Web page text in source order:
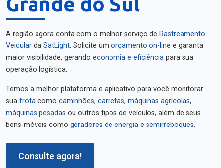
A região agora conta com o melhor serviço de Rastreamento
Veicular da SatLight. Solicite um orçamento on-line e garanta
maior visibilidade, gerando economia e eficiência para sua
operação logística.
Temos a melhor plataforma e aplicativo para você monitorar
sua frota como caminhões, carretas, máquinas agrícolas,
máquinas pesadas ou outros tipos de veículos, além de seus
bens-móveis como geradores de energia e semirreboques.
Consulte agora!